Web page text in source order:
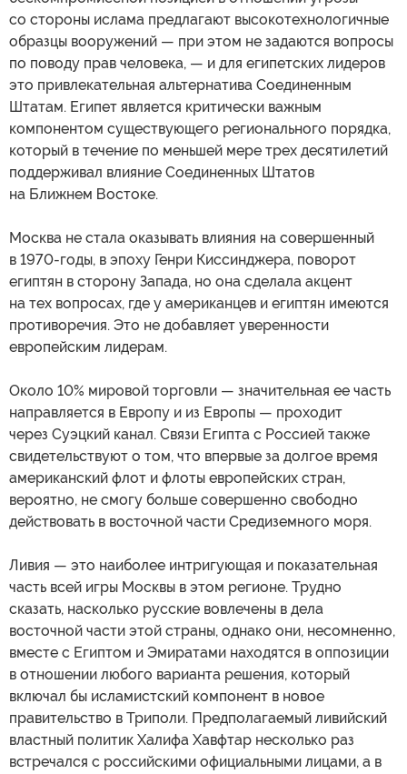
со стороны ислама предлагают высокотехнологичные
образцы вооружений — при этом не задаются вопросы
по поводу прав человека, — и для египетских лидеров
это привлекательная альтернатива Соединенным
Штатам. Египет является критически важным
компонентом существующего регионального порядка,
который в течение по меньшей мере трех десятилетий
поддерживал влияние Соединенных Штатов
на Ближнем Востоке.
Москва не стала оказывать влияния на совершенный
в 1970-годы, в эпоху Генри Киссинджера, поворот
египтян в сторону Запада, но она сделала акцент
на тех вопросах, где у американцев и египтян имеются
противоречия. Это не добавляет уверенности
европейским лидерам.
Около 10% мировой торговли — значительная ее часть
направляется в Европу и из Европы — проходит
через Суэцкий канал. Связи Египта с Россией также
свидетельствуют о том, что впервые за долгое время
американский флот и флоты европейских стран,
вероятно, не смогу больше совершенно свободно
действовать в восточной части Средиземного моря.
Ливия — это наиболее интригующая и показательная
часть всей игры Москвы в этом регионе. Трудно
сказать, насколько русские вовлечены в дела
восточной части этой страны, однако они, несомненно,
вместе с Египтом и Эмиратами находятся в оппозиции
в отношении любого варианта решения, который
включал бы исламистский компонент в новое
правительство в Триполи. Предполагаемый ливийский
властный политик Халифа Хавфтар несколько раз
встречался с российскими официальными лицами, а в